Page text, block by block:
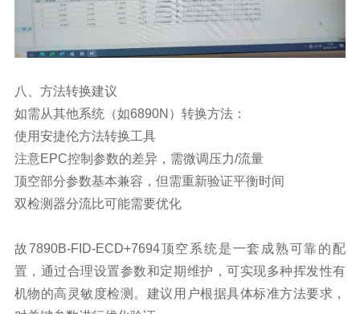
八、方法转换建议
如需从其他系统（如6890N）转换方法：
使用安捷伦方法转换工具
注意EPC控制参数的差异，需微调压力/流量
顶空部分参数基本兼容，但需重新验证平衡时间
双检测器分流比可能需要优化
故7890B-FID-ECD+7694顶空系统是一套成熟可靠的配
置，通过合理设置参数和定期维护，可实现多种挥发性有
机物的高灵敏度检测。建议用户根据具体标准方法要求，